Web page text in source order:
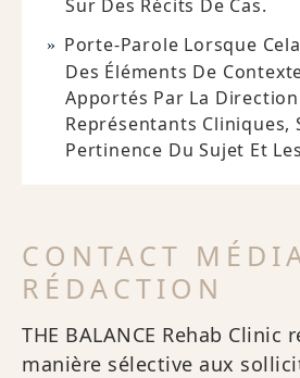
Sur Des Récits De Cas.
Porte-Parole Lorsque
Des Éléments De
Apportés Par La
Représentants Cliniques,
Pertinence Du Sujet Et
CONTACT
RÉDACTION
THE BALANCE Rehab Clinic
manière sélective aux